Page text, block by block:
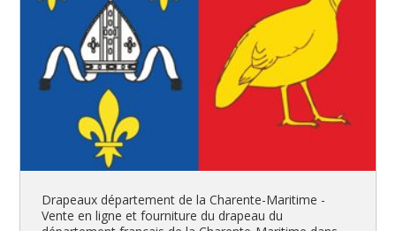
Drapeaux département de la Charente-Maritime -
Vente en ligne et fourniture du drapeau du